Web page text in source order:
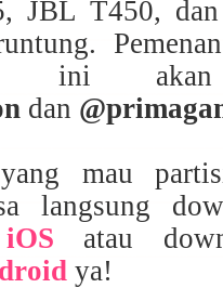
JBL T450,
ini akan
dan
mau
langsung
atau
ya!